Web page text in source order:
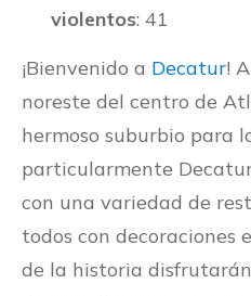
violentos: 41
¡Bienvenido a Decatur!
noreste del centro de
hermoso suburbio para
particularmente
con una variedad de
todos con decoraciones
de la historia